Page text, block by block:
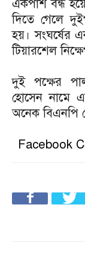
একপাশ বন্ধ
দিতে গেলে
হয়। সংঘর্ষের
টিয়ারশেল
দুই পক্ষের
হোসেন নামে
অনেক বিএনপি
Facebook